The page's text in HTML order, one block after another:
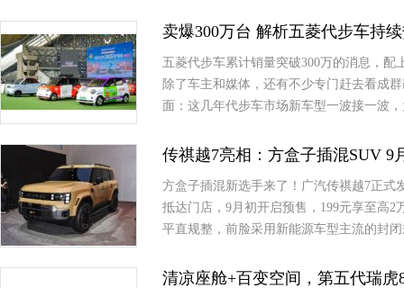
卖爆300万台 解析五菱代步车持
五菱代步车累计销量突破300万的消息，
除了车主和媒体，还有不少专门赶去看成
面：这几年代步车市场新车型一波接一波
传祺越7亮相：方盒子插混SUV 9
方盒子插混新选手来了！广汽传祺越7正式
抵达门店，9月初开启预售，199元享至高
平直规整，前脸采用新能源车型主流的封
清凉座舱+百变空间，第五代瑞